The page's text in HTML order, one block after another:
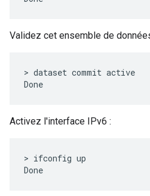
Validez cet ensemble de
> dataset commit active
Activez l'interface IPv6 :
> ifconfig up